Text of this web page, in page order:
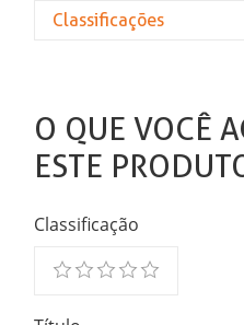
Classificações
O QUE VOCÊ
ESTE
Classificação